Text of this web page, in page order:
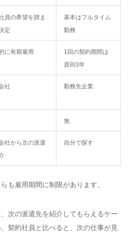
員の希望を踏ま
定
基本はフルタイム
勤務
に有期雇用
1回の契約期間は
原則3年
社 勤務先企業
無
社から次の派遣
自分で探す
も雇用期間に制限があります。
次の派遣先を紹介してもらえるケー
契約社員と比べると、次の仕事が見